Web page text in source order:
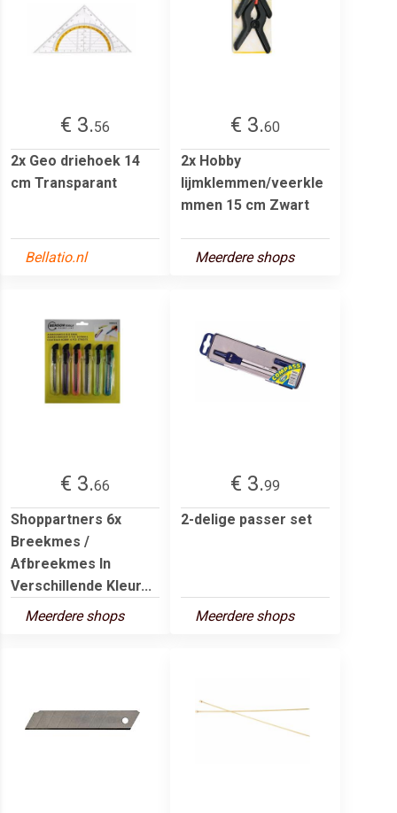
€ 3.56
2x Geo driehoek 14
cm Transparant
Bellatio.nl
€ 3.60
2x Hobby
lijmklemmen/veerkle
mmen 15 cm Zwart
Meerdere shops
€ 3.66
Shoppartners 6x
Breekmes /
Afbreekmes In
Verschillende Kleur...
Meerdere shops
€ 3.99
2-delige passer set
Meerdere shops